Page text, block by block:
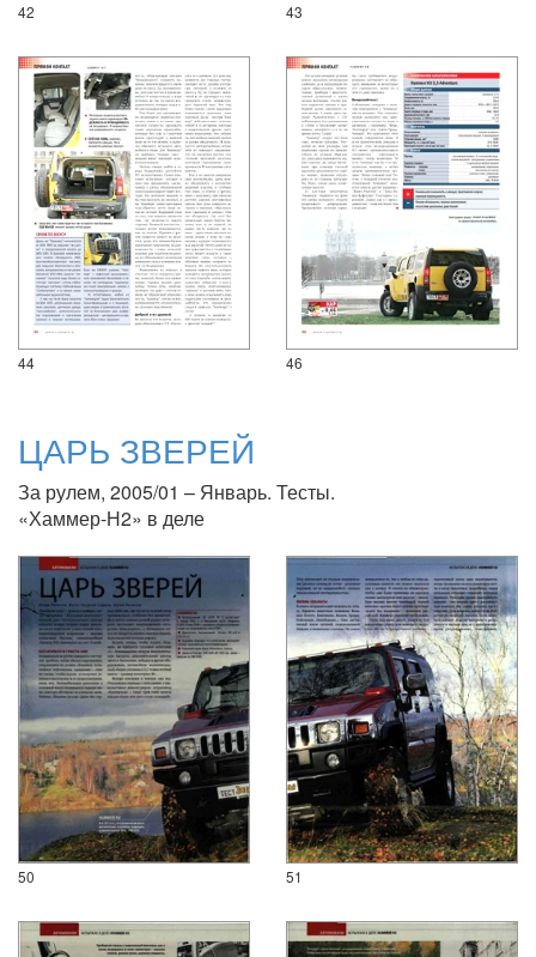
42 43
44 46
ЦАРЬ ЗВЕРЕЙ
За рулем, 2005/01 – Январь. Тесты.
«Хаммер-Н2» в деле
50 51